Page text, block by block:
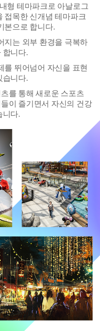
형 테마파크로 아날로그
접목한 신개념 테마파크
본으로 합니다.
지는 외부 환경을 극복하
합니다.
를 뛰어넘어 자신을 표현
습니다.
를 통해 새로운 스포츠
이 즐기면서 자신의 건강
니다.